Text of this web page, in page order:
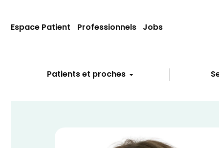
Patients et proches
Espace Patient Professionnels Jobs